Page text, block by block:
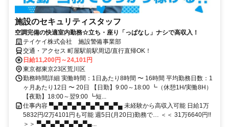
施設のセキュリティスタッフ
空調完備の快適室内勤務☆立ち・座り「っぱなし」ナシで高収入！
テイケイ株式会社 施設警備事業部
交通・アクセス 町屋駅前駅周辺/直行直帰OK！
日給11,200円～24,101円
東京都東京23区荒川区
勤務時間詳細 実働時間：1日あたり8時間 〜 16時間 平均勤務日数：1
ヶ月あたり12日 〜 20日 【日勤】9:00～18:00 ┗（休憩1H/実働8H）
【夜勤】18:00～翌9:00 ┗短...
仕事内容 ▀▄▀▄▀▄▀▄▀▄▀▄▀▄▀▄ 未経験から高収入可能 日給1万
5832円/2万4101円も可能 週5日(月20日)勤務で… ＜＜ 31万6640円!!
＞＞ ▀▄▀▄▀▄▀▄▀▄▀▄...